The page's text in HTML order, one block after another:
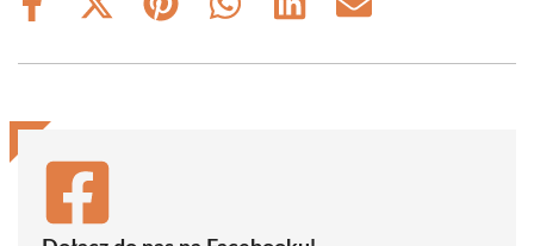
Share
Share
(Twitter)
Share
Share
Share
Share